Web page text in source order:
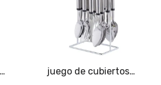
juego de cubiertos